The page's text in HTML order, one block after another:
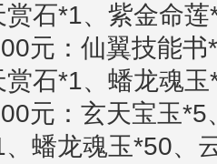
石*1、紫金命
元：仙翼技能
石*1、蟠龙魂
元：玄天宝玉
蟠龙魂玉*50、